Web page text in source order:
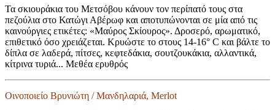
Τα σκιουράκια του Μετσόβου κάνουν τον περίπατό τους στα
πεζούλια στο Κατώγι Αβέρωφ και αποτυπώνονται σε μία από τις
καινούργιες ετικέτες: «Μαύρος Σκίουρος». Δροσερό, αρωματικό,
επιθετικό όσο χρειάζεται. Κρυώστε το στους 14-16° C και βάλτε το
δίπλα σε λαδερά, πίτσες, κεφτεδάκια, σουτζουκάκια, αλλαντικά,
κίτρινα τυριά... Μεθέα ερυθρός
Οινοποιείο Βρυνιώτη / Μανδηλαριά, Merlot